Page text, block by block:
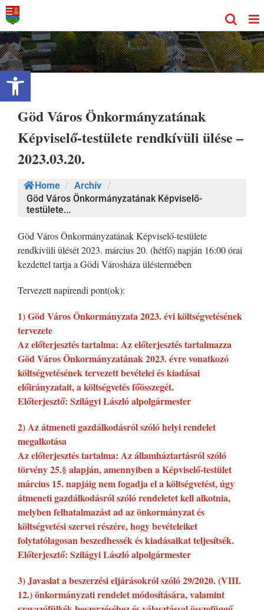
Eszköztár megnyitása
Kihagyás
Göd Város Önkormányzatának
Képviselő-testülete rendkívüli ülése –
2023.03.20.
Home / Archív /
Göd Város Önkormányzatának Képviselő-
testülete...
Göd Város Önkormányzatának Képviselő-testülete
rendkívüli ülését 2023. március 20. (hétfő) napján 16:00 órai
kezdettel tartja a Gödi Városháza üléstermében
Tervezett napirendi pont(ok):
1) Göd Város Önkormányzata 2023. évi költségvetésének
tervezete
Az előterjesztés tartalma: Az előterjesztés tartalmazza
Göd Város Önkormányzatának 2023. évre vonatkozó
költségvetésének tervezett bevételei és kiadásai
előirányzatait, a költségvetés főösszegét.
Előterjesztő: Szilágyi László alpolgármester
2) Az átmeneti gazdálkodásról szóló helyi rendelet
megalkotása
Az előterjesztés tartalma: Az államháztartásról szóló
törvény 25.§ alapján, amennyiben a Képviselő-testület
március 15. napjáig nem fogadja el a költségvetést, úgy
átmeneti gazdálkodásról szóló rendeletet kell alkotnia,
melyben felhatalmazást ad az önkormányzat és
költségvetési szervei részére, hogy bevételeiket
folytatólagosan beszedhessék és kiadásaikat teljesítsék.
Előterjesztő: Szilágyi László alpolgármester
3) Javaslat a beszerzési eljárásokról szóló 29/2020. (VIII.
12.) önkormányzati rendelet módosítására, valamint